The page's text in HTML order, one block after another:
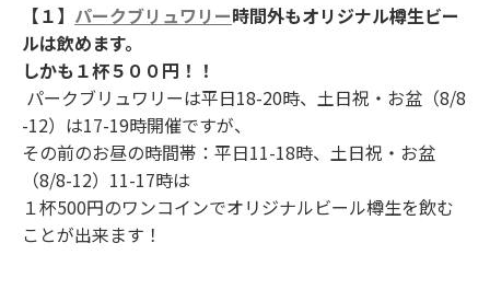
【１】 パークブリュワリー時間外もオリジナル樽生ビー
ルは飲めます。
しかも１杯５００円！！
パークブリュワリーは平日18-20時、土日祝・お盆（8/8
-12）は17-19時開催ですが、
その前のお昼の時間帯：平日11-18時、土日祝・お盆
（8/8-12）11-17時は
１杯500円のワンコインでオリジナルビール樽生を飲む
ことが出来ます！